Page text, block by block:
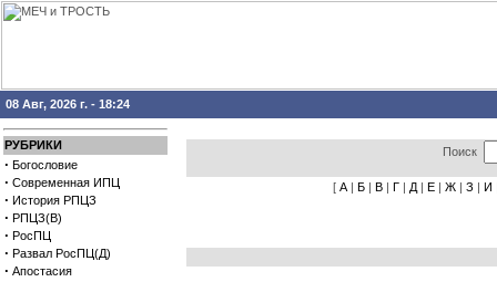
08 Авг, 2026 г. - 18:24
РУБРИКИ
· Богословие
· Современная ИПЦ
· История РПЦЗ
· РПЦЗ(В)
· РосПЦ
· Развал РосПЦ(Д)
· Апостасия
Поиск
[ А | Б | В | Г | Д | Е | Ж | З | И